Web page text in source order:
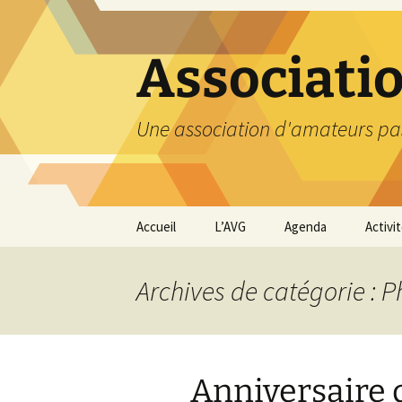
contenu
Une association d'amateurs
Accueil L’AVG
Nos coordonnées
Agenda
Archives de catégorie :
Anniversaire